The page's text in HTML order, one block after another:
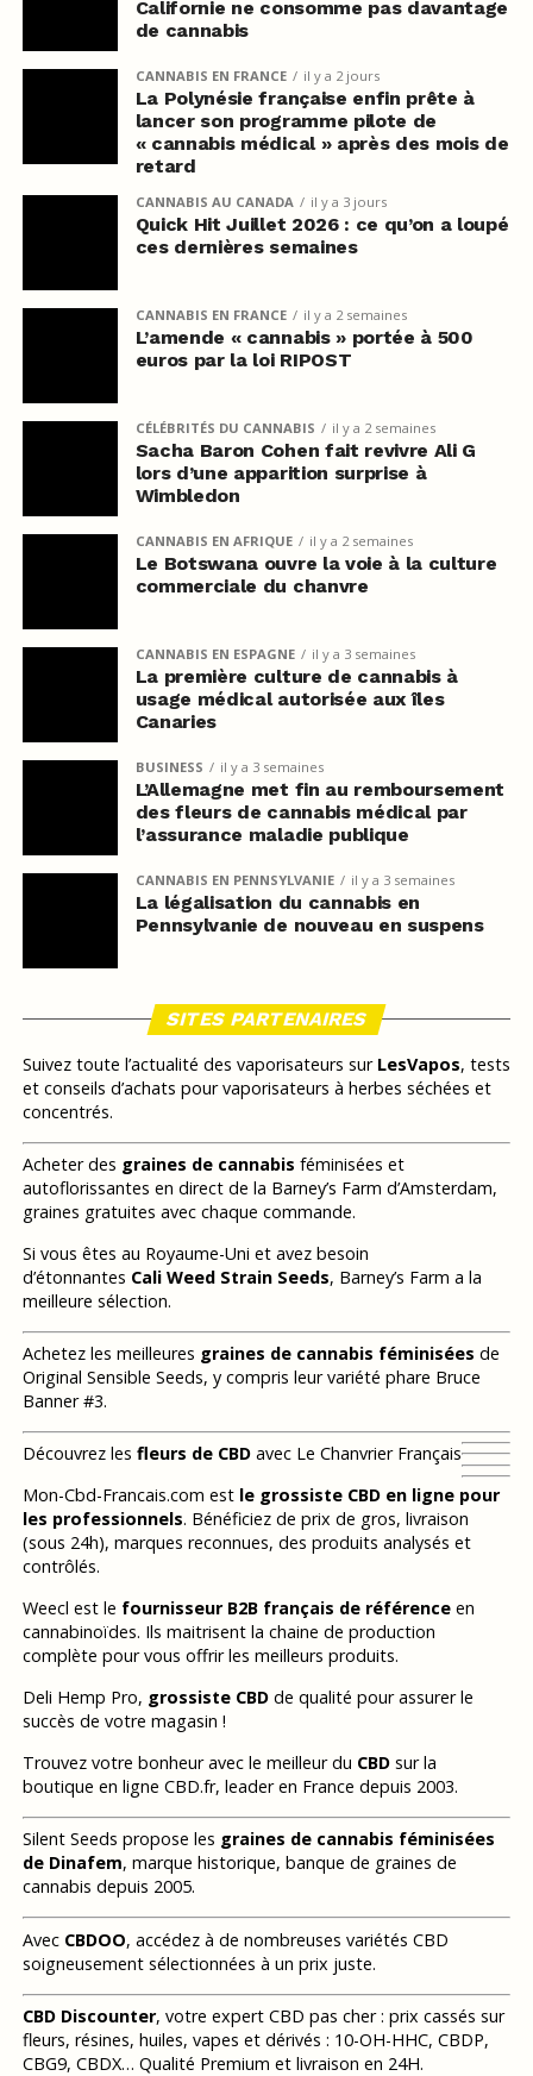
Californie ne consomme pas davantage
de cannabis
CANNABIS EN FRANCE il y a 2 jours
La Polynésie française enfin prête à
lancer son programme pilote de
« cannabis médical » après des mois de
retard
CANNABIS AU CANADA il y a 3 jours
Quick Hit Juillet 2026 : ce qu’on a loupé
ces dernières semaines
CANNABIS EN FRANCE il y a 2 semaines
L’amende « cannabis » portée à 500
euros par la loi RIPOST
CÉLÉBRITÉS DU CANNABIS il y a 2 semaines
Sacha Baron Cohen fait revivre Ali G
lors d’une apparition surprise à
Wimbledon
CANNABIS EN AFRIQUE il y a 2 semaines
Le Botswana ouvre la voie à la culture
commerciale du chanvre
CANNABIS EN ESPAGNE il y a 3 semaines
La première culture de cannabis à
usage médical autorisée aux îles
Canaries
BUSINESS il y a 3 semaines
L’Allemagne met fin au remboursement
des fleurs de cannabis médical par
l’assurance maladie publique
CANNABIS EN PENNSYLVANIE il y a 3 semaines
La légalisation du cannabis en
Pennsylvanie de nouveau en suspens
SITES PARTENAIRES
Suivez toute l’actualité des vaporisateurs sur LesVapos, tests
et conseils d’achats pour vaporisateurs à herbes séchées et
concentrés.
Acheter des graines de cannabis féminisées et
autoflorissantes en direct de la Barney’s Farm d’Amsterdam,
graines gratuites avec chaque commande.
Si vous êtes au Royaume-Uni et avez besoin
d’étonnantes Cali Weed Strain Seeds, Barney’s Farm a la
meilleure sélection.
Achetez les meilleures graines de cannabis féminisées de
Original Sensible Seeds, y compris leur variété phare Bruce
Banner #3.
Découvrez les fleurs de CBDavec Le Chanvrier Français
Mon-Cbd-Francais.com est le grossiste CBD en ligne pour
les professionnels. Bénéficiez de prix de gros, livraison
(sous 24h), marques reconnues, des produits analysés et
contrôlés.
Weecl est le fournisseur B2B français de référenceen
cannabinoïdes. Ils maitrisent la chaine de production
complète pour vous offrir les meilleurs produits.
Deli Hemp Pro, grossiste CBDde qualité pour assurer le
succès de votre magasin !
Trouvez votre bonheur avec le meilleur du CBDsur la
boutique en ligne CBD.fr, leader en France depuis 2003.
Silent Seeds propose les graines de cannabis féminisées
de Dinafem, marque historique, banque de graines de
cannabis depuis 2005.
Avec CBDOO, accédez à de nombreuses variétés CBD
soigneusement sélectionnées à un prix juste.
CBD Discounter, votre expert CBD pas cher : prix cassés sur
fleurs, résines, huiles, vapes et dérivés : 10-OH-HHC, CBDP,
CBG9, CBDX… Qualité Premium et livraison en 24H.